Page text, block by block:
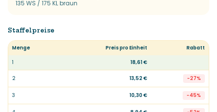
135 WS / 175 KL braun
Staffelpreise
Menge Preis pro Einheit
Rabatt
1
18,61 €
2 13,52 € -27%
3 10,30 € -45%